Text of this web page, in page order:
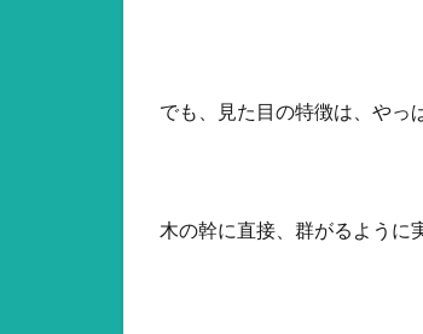
でも、見た目の特徴は、やっ
木の幹に直接、群がるように